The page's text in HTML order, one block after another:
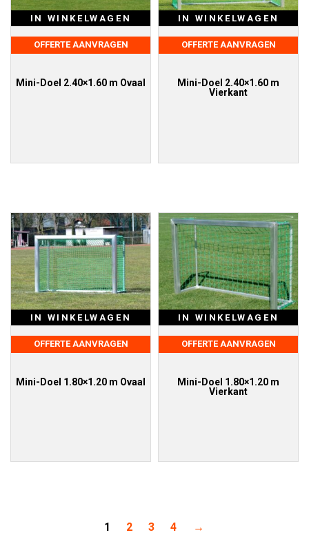
IN WINKELWAGEN
OFFERTE AANVRAGEN
Mini-Doel 2.40×1.60 m Ovaal
IN WINKELWAGEN
OFFERTE AANVRAGEN
Mini-Doel 2.40×1.60 m
Vierkant
IN WINKELWAGEN
OFFERTE AANVRAGEN
Mini-Doel 1.80×1.20 m Ovaal
IN WINKELWAGEN
OFFERTE AANVRAGEN
Mini-Doel 1.80×1.20 m
Vierkant
1 2 3 4 →